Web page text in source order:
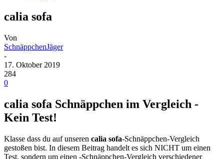
calia sofa
Von
SchnäppchenJäger
-
17. Oktober 2019
284
0
calia sofa Schnäppchen im Vergleich -
Kein Test!
Klasse dass du auf unseren calia sofa-Schnäppchen-Vergleich
gestoßen bist. In diesem Beitrag handelt es sich NICHT um einen
Test, sondern um einen -Schnäppchen-Vergleich verschiedener